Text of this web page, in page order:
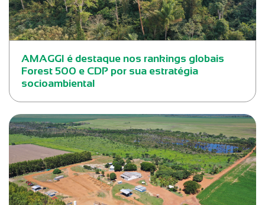
AMAGGI é destaque nos rankings globais
Forest 500 e CDP por sua estratégia
socioambiental